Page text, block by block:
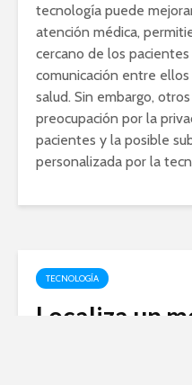
tecnología puede
atención médica,
cercano de los
comunicación entre
salud. Sin embargo,
preocupación por la
pacientes y la posible
personalizada por la
TECNOLOGÍA
Localiza un